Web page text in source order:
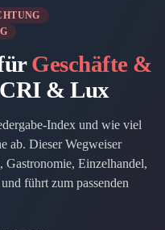
Geschäfte &
& Lux
Index und wie viel
ab. Dieser Wegweiser
Einzelhandel,
führt zum passenden